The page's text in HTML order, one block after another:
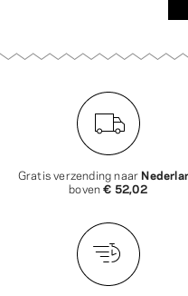
Gratis verzending naar
boven€ 52,02